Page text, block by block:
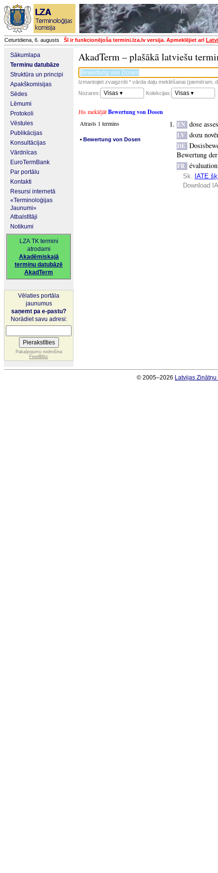
Ceturtdiena, 6. augusts Šī ir funkcionējoša termini.lza.lv versija. Apmeklējiet arī
Sākumlapa
Terminu datubāze
Struktūra un principi
Apakškomisijas
Sēdes
Lēmumi
Protokoli
Vēstules
Publikācijas
Konsultācijas
Vārdnīcas
EuroTermBank
Par portālu
Kontakti
Resursi internetā
«Terminoloģijas
Jaunumi»
Atbalstītāji
Notikumi
LZA TK termini
atrodami
Akadēmiskajā
terminu datubāzē
AkadTerm
Vēlaties portāla
jaunumus
saņemt pa e-pastu?
Norādiet savu adresi:
Pakalpojumu nodrošina
FeedBlitz
AkadTerm – plašākā latviešu
Izmantojiet zvaigznīti * vārda daļu meklēšanai (piemēram,
Nozares:
Visas ▾ Kolekcijas: Visas ▾
Jūs meklējātBewertung von Dosen
Atrasts 1 termins
▪ Bewertung von Dosen
EN dose
LV dozu
DE
Bewertung
FR
Sk. IATE
Download
© 2005–2026 Latvijas